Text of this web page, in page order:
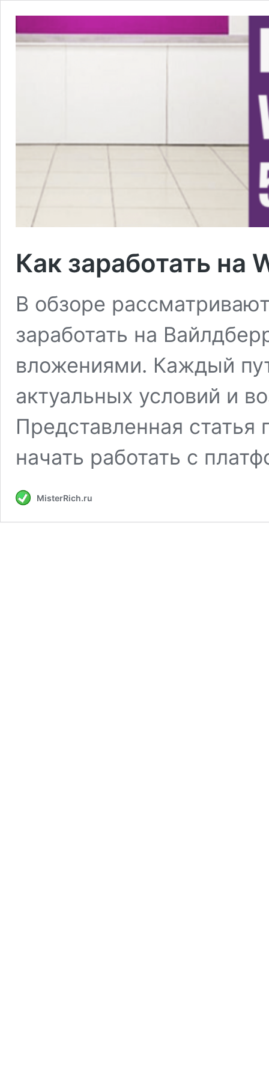
Как заработать на
В обзоре
заработать на
вложениями. Каждый
актуальных условий и
Представленная
начать работать с
MisterRich.ru